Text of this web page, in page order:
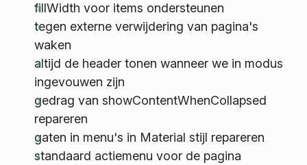
fillWidth voor items ondersteunen
tegen externe verwijdering van pagina's
waken
altijd de header tonen wanneer we in modus
ingevouwen zijn
gedrag van showContentWhenCollapsed
repareren
gaten in menu's in Material stijl repareren
standaard actiemenu voor de pagina